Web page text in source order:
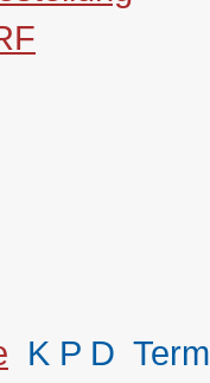
K P D